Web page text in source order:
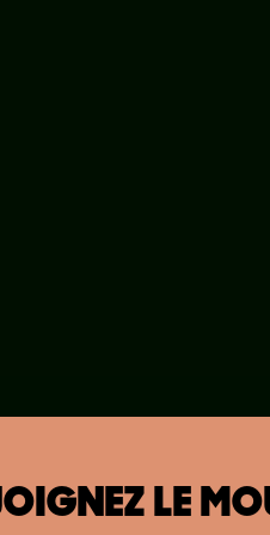
LE